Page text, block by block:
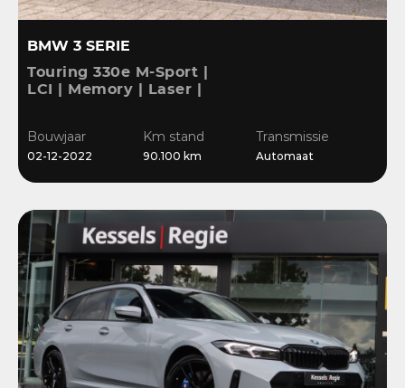
BMW 3 SERIE
Touring 330e M-Sport |
LCI | Memory | Laser |
Camera
Bouwjaar
02-12-2022
Km stand
90.100 km
Transmissie
Automaat